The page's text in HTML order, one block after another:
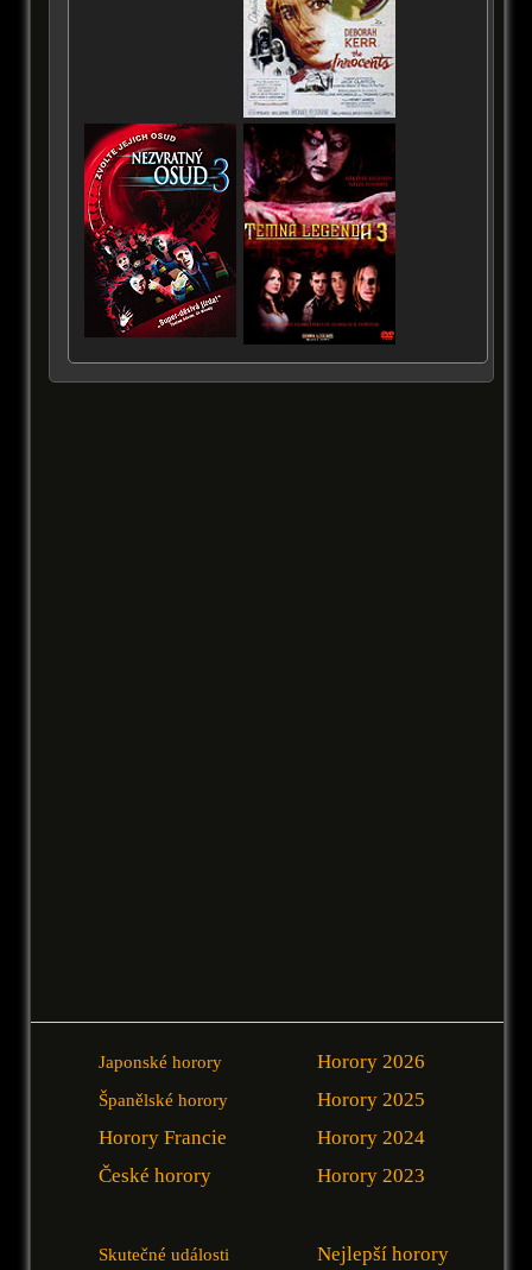
Japonské horory
Španělské horory
Horory Francie
České horory
Horory 2026
Horory 2025
Horory 2024
Horory 2023
Skutečné události Nejlepší horory